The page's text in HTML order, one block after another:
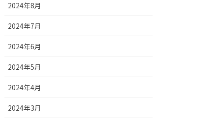
2024年8月
2024年7月
2024年6月
2024年5月
2024年4月
2024年3月